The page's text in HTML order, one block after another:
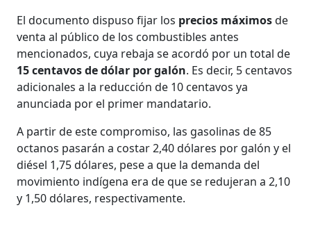
El documento dispuso fijar los precios máximosde
venta al público de los combustibles antes
mencionados, cuya rebaja se acordó por un total de
15 centavos de dólar por galón. Es decir, 5 centavos
adicionales a la reducción de 10 centavos ya
anunciada por el primer mandatario.
A partir de este compromiso, las gasolinas de 85
octanos pasarán a costar 2,40 dólares por galón y el
diésel 1,75 dólares, pese a que la demanda del
movimiento indígena era de que se redujeran a 2,10
y 1,50 dólares, respectivamente.